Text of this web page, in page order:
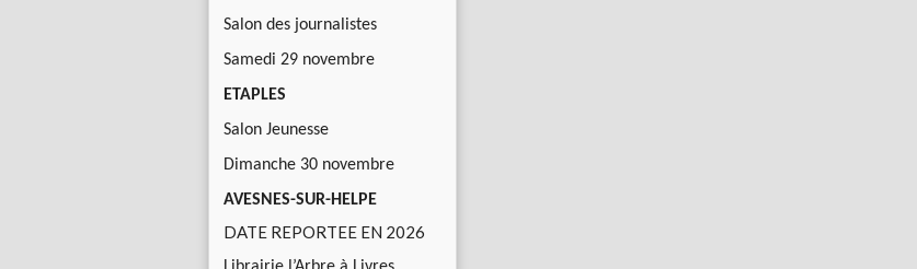
Salon des journalistes
Samedi 29 novembre
ETAPLES
Salon Jeunesse
Dimanche 30 novembre
AVESNES-SUR-HELPE
DATE REPORTEE EN 2026